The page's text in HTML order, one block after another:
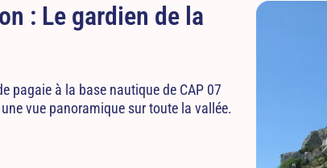
: Le gardien de la
pagaie à la base nautique de CAP 07
vue panoramique sur toute la vallée.